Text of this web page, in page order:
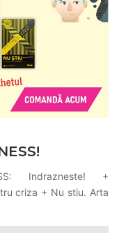
Indrazneste! +
criza + Nu stiu. Arta